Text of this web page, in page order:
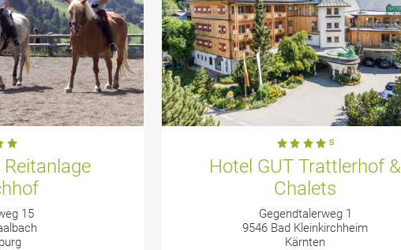
Reitanlage
15
Hotel GUT Trattlerhof &
Chalets
Gegendtalerweg 1
9546 Bad Kleinkirchheim
Kärnten